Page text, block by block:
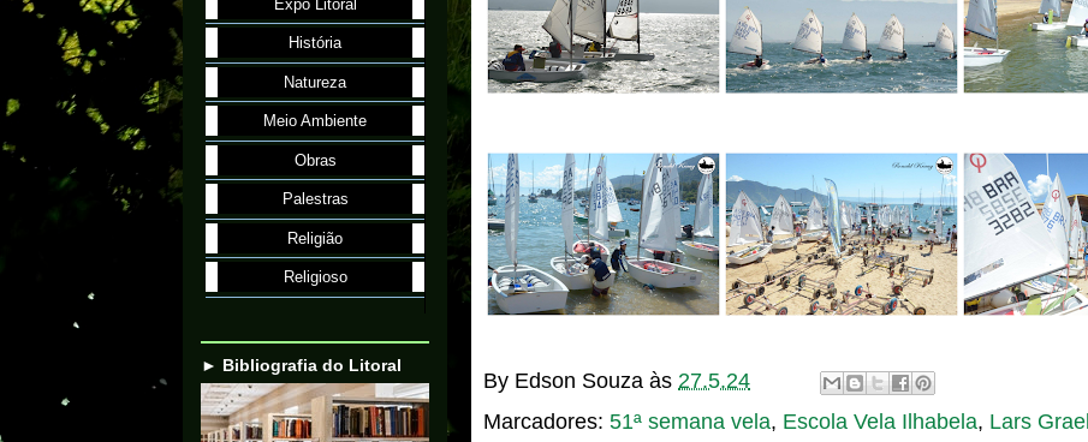
By Edson Souza às 27.5.24
Marcadores: 51ª semana vela, Escola Vela Ilhabela, Lars Grael
Expo Litoral
História
Natureza
Meio Ambiente
Obras
Palestras
Religião
Religioso
► Bibliografia do Litoral